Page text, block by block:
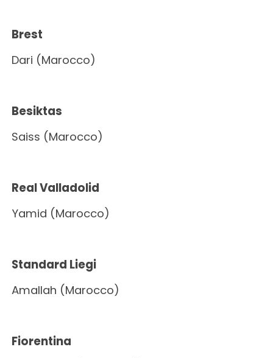
Brest
Dari (Marocco)
Besiktas
Saiss (Marocco)
Real Valladolid
Yamid (Marocco)
Standard Liegi
Amallah (Marocco)
Fiorentina